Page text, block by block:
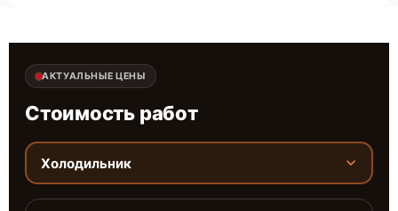
АКТУАЛЬНЫЕ ЦЕНЫ
Стоимость работ
Холодильник